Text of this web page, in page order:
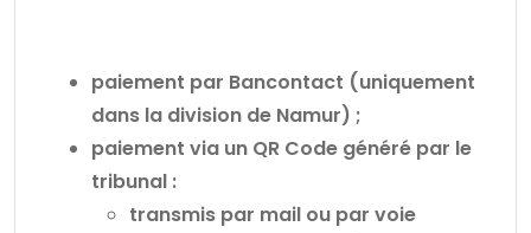
paiement par Bancontact (uniquement
dans la division de Namur) ;
paiement via un QR Code généré par le
tribunal :
transmis par mail ou par voie